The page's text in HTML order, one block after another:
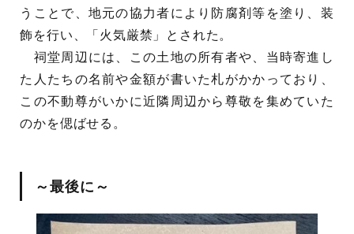
うことで、地元の協力者により防腐剤等を塗り、装
飾を行い、「火気厳禁」とされた。
祠堂周辺には、この土地の所有者や、当時寄進し
た人たちの名前や金額が書いた札がかかっており、
この不動尊がいかに近隣周辺から尊敬を集めていた
のかを偲ばせる。
～最後に～